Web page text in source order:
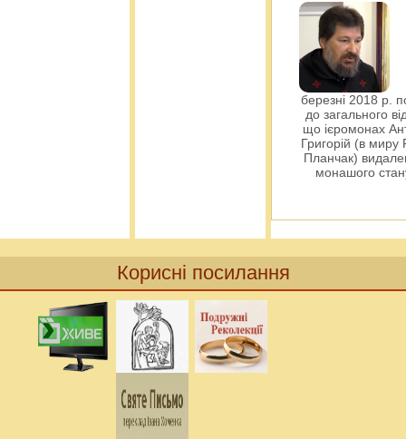
березні 2018 р.
до загального
що ієромонах
Григорій (в миру
Планчак)
монашого
Корисні посилання